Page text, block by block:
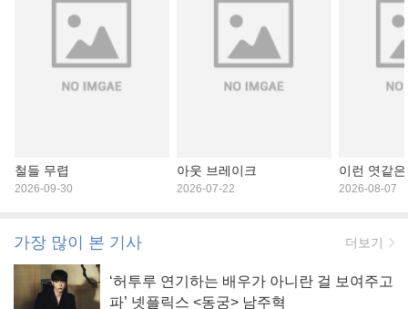
철들 무렵
2026-09-30
아웃 브레이크
2026-07-22
이런 엿같
2026-08-07
가장 많이 본 기사 더보기
‘허투루 연기하는 배우가 아니란 걸 보여주고
파’ 넷플릭스 <동궁> 남주혁